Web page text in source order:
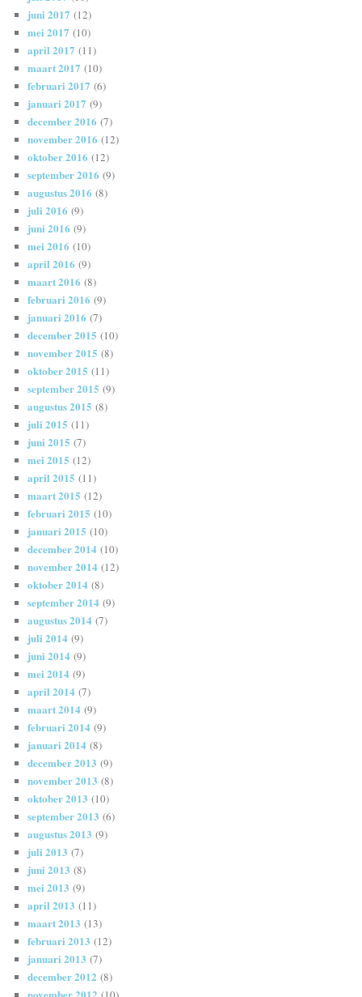
juni 2017 (12)
mei 2017 (10)
april 2017 (11)
maart 2017 (10)
februari 2017 (6)
januari 2017 (9)
december 2016 (7)
november 2016 (12)
oktober 2016 (12)
september 2016 (9)
augustus 2016 (8)
juli 2016 (9)
juni 2016 (9)
mei 2016 (10)
april 2016 (9)
maart 2016 (8)
februari 2016 (9)
januari 2016 (7)
december 2015 (10)
november 2015 (8)
oktober 2015 (11)
september 2015 (9)
augustus 2015 (8)
juli 2015 (11)
juni 2015 (7)
mei 2015 (12)
april 2015 (11)
maart 2015 (12)
februari 2015 (10)
januari 2015 (10)
december 2014 (10)
november 2014 (12)
oktober 2014 (8)
september 2014 (9)
augustus 2014 (7)
juli 2014 (9)
juni 2014 (9)
mei 2014 (9)
april 2014 (7)
maart 2014 (9)
februari 2014 (9)
januari 2014 (8)
december 2013 (9)
november 2013 (8)
oktober 2013 (10)
september 2013 (6)
augustus 2013 (9)
juli 2013 (7)
juni 2013 (8)
mei 2013 (9)
april 2013 (11)
maart 2013 (13)
februari 2013 (12)
januari 2013 (7)
december 2012 (8)